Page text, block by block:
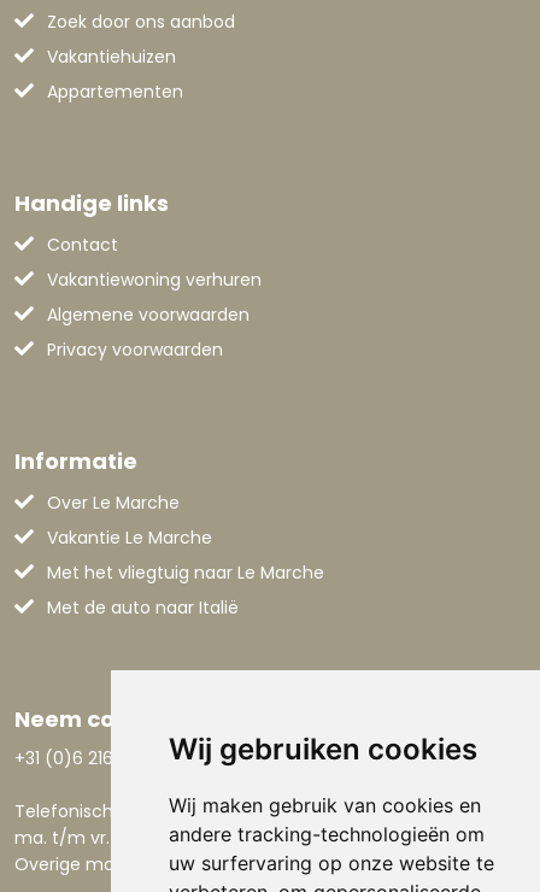
Wij gebruiken cookies
Wij maken gebruik van cookies en
andere tracking-technologieën om
uw surfervaring op onze website te
Zoek door ons aanbod
Vakantiehuizen
Appartementen
Handige links
Contact
Vakantiewoning verhuren
Algemene voorwaarden
Privacy voorwaarden
Informatie
Over Le Marche
Vakantie Le Marche
Met het vliegtuig naar Le Marche
Met de auto naar Italië
Neem contact op
+31 (0)6 21668801
Telefonisch bereikbaar:
ma. t/m vr. 9.00-17.30 uur.
Overige momenten via email.